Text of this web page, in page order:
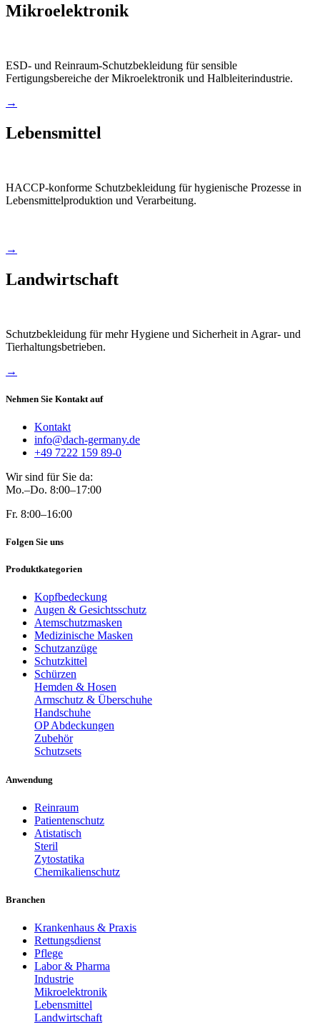
Mikroelektronik
ESD- und Reinraum-Schutzbekleidung für sensible
Fertigungsbereiche der Mikroelektronik und Halbleiterindustrie.
→
Lebensmittel
HACCP-konforme Schutzbekleidung für hygienische Prozesse in
Lebensmittelproduktion und Verarbeitung.
→
Landwirtschaft
Schutzbekleidung für mehr Hygiene und Sicherheit in Agrar- und
Tierhaltungsbetrieben.
→
Nehmen Sie Kontakt auf
Kontakt
info@dach-germany.de
+49 7222 159 89-0
Wir sind für Sie da:
Mo.–Do. 8:00–17:00
Fr. 8:00–16:00
Folgen Sie uns
Produktkategorien
Kopfbedeckung
Augen & Gesichtsschutz
Atemschutzmasken
Medizinische Masken
Schutzanzüge
Schutzkittel
Schürzen
Hemden & Hosen
Armschutz & Überschuhe
Handschuhe
OP Abdeckungen
Zubehör
Schutzsets
Anwendung
Reinraum
Patientenschutz
Atistatisch
Steril
Zytostatika
Chemikalienschutz
Branchen
Krankenhaus & Praxis
Rettungsdienst
Pflege
Labor & Pharma
Industrie
Mikroelektronik
Lebensmittel
Landwirtschaft